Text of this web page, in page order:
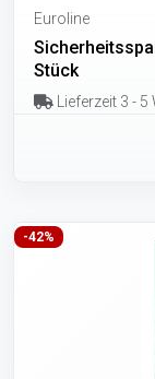
Euroline
Stück
Lieferzeit 3 - 5
-42%